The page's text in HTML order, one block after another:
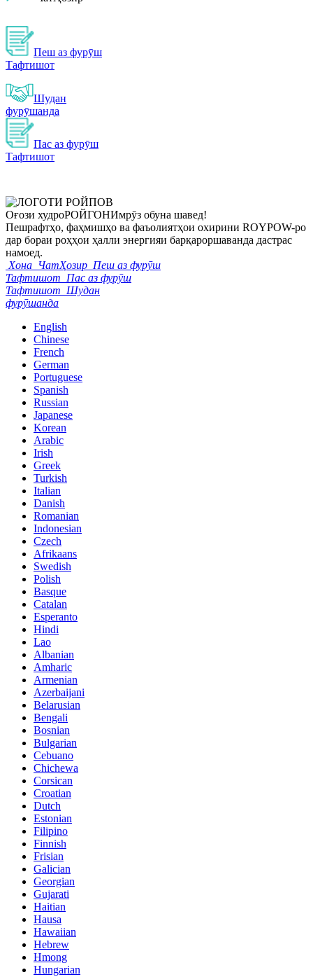
Пеш аз фурӯш
Тафтишот
Шудан
фурӯшанда
Пас аз фурӯш
Тафтишот
Оғози худроРОЙГОНИмрӯз обуна шавед!
Пешрафтҳо, фаҳмишҳо ва фаъолиятҳои охирини ROYPOW-ро
дар бораи роҳҳои ҳалли энергияи барқароршаванда дастрас
намоед.
Хона ЧатҲозир Пеш аз фурӯш
Тафтишот Пас аз фурӯш
Тафтишот Шудан
фурӯшанда
English
Chinese
French
German
Portuguese
Spanish
Russian
Japanese
Korean
Arabic
Irish
Greek
Turkish
Italian
Danish
Romanian
Indonesian
Czech
Afrikaans
Swedish
Polish
Basque
Catalan
Esperanto
Hindi
Lao
Albanian
Amharic
Armenian
Azerbaijani
Belarusian
Bengali
Bosnian
Bulgarian
Cebuano
Chichewa
Corsican
Croatian
Dutch
Estonian
Filipino
Finnish
Frisian
Galician
Georgian
Gujarati
Haitian
Hausa
Hawaiian
Hebrew
Hmong
Hungarian